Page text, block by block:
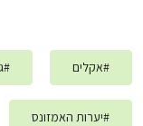
#אקלים #
#יערות האמזונס